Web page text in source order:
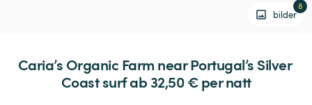
bilder
8
Caria’s Organic Farm near Portugal’s Silver
Coast surf ab 32,50 € per natt